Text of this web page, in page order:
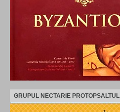
GRUPUL NECTARIE PROTOPSALTUL